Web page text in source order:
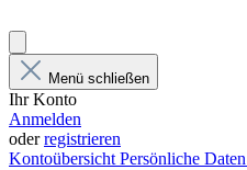
Menü schließen
Ihr Konto
Anmelden
oderregistrieren
KontoübersichtPersönliche Daten